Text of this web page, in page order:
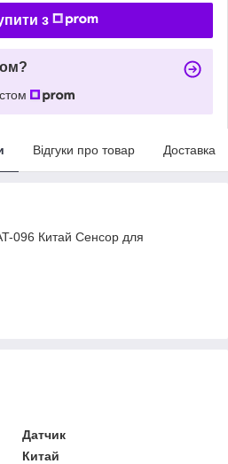
з
Відгуки про товар Доставка
096 Китай Сенсор для
Датчик
Китай